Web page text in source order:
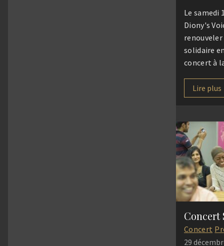
Le samedi
Diony's
solidaire
concert à
Lire plus
Concert
29